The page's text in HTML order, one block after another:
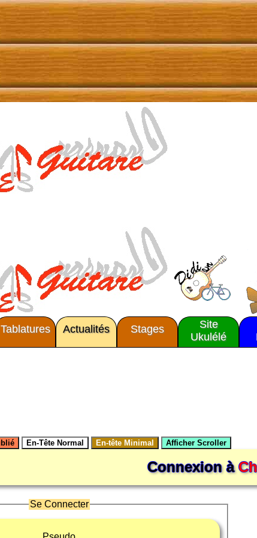
Tablatures Actualités Stages
Site
Ukulélé
Connexion à
Se Connecter